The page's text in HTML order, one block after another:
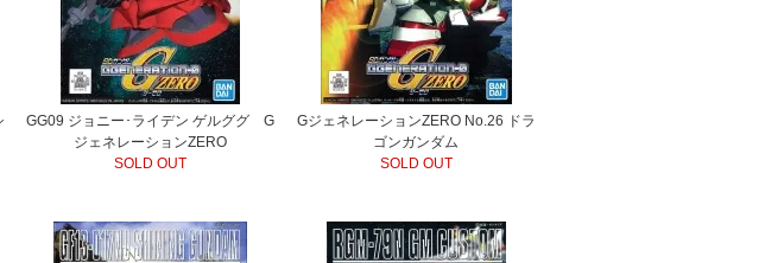
GG09 ジョニー･ライデン ゲルググ G
ジェネレーションZERO
SOLD OUT
GジェネレーションZERO No.26 ドラ
ゴンガンダム
SOLD OUT